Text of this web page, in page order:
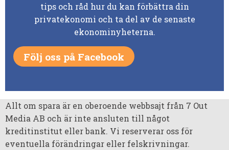
tips och råd hur du kan förbättra din
privatekonomi och ta del av de senaste
ekonominyheterna.
Följ oss på Facebook
Allt om spara är en oberoende webbsajt från 7 Out
Media AB och är inte ansluten till något
kreditinstitut eller bank. Vi reserverar oss för
eventuella förändringar eller felskrivningar.